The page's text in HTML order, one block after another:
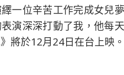
一位辛苦工作完成女兒
表演深深打動了我，他每
將於12月24日在台上映。